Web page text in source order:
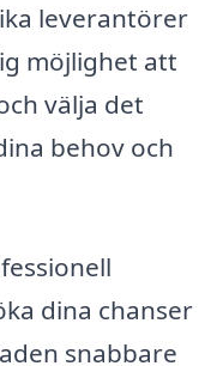
leverantörer
möjlighet att
välja det
behov och
dina chanser
snabbare